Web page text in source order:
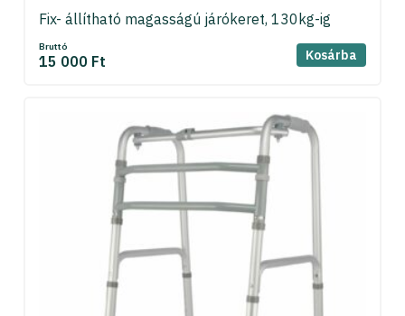
Fix- állítható magasságú járókeret, 130kg-ig
Bruttó
15 000 Ft Kosárba